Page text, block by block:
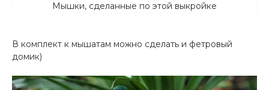
Мышки, сделанные по этой выкройке
В комплект к мышатам можно сделать и фетровый
домик)